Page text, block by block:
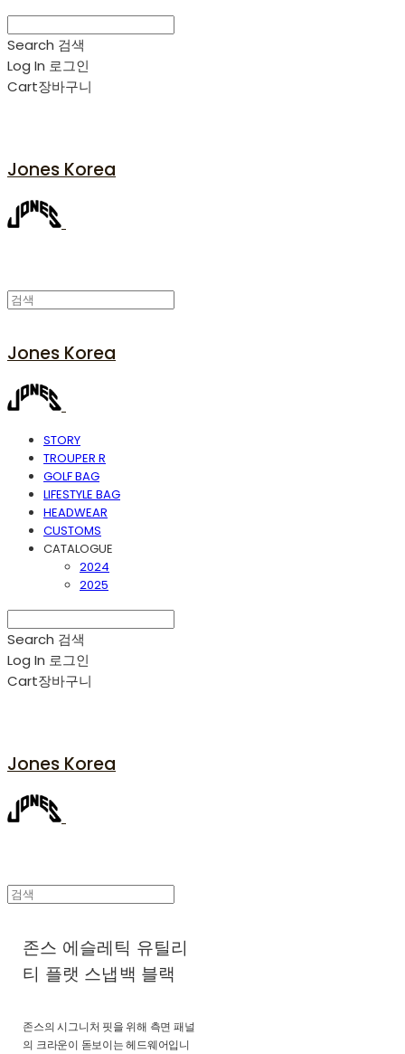
Search 검색
Log In 로그인
Cart장바구니
Jones Korea
Jones Korea
STORY
TROUPER R
GOLF BAG
LIFESTYLE BAG
HEADWEAR
CUSTOMS
CATALOGUE
2024
2025
Search 검색
Log In 로그인
Cart장바구니
Jones Korea
존스 에슬레틱 유틸리
티 플랫 스냅백 블랙
존스의 시그니처 핏을 위해 측면 패널
의 크라운이 돋보이는 헤드웨어입니